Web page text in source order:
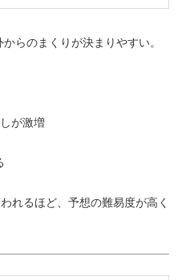
らのまくりが決まりやすい。
が激増
れるほど、予想の難易度が高く